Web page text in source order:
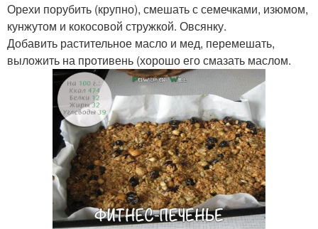
Орехи порубить (крупно), смешать с семечками, изюмом,
кунжутом и кокосовой стружкой. Овсянку.
Добавить растительное масло и мед, перемешать,
выложить на противень (хорошо его смазать маслом.